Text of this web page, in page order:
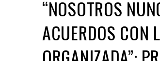
“NOSOTROS
ACUERDOS CON